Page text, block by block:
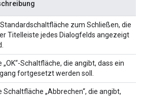
Standardschaltfläche zum Schließen, die
Titelleiste jedes Dialogfelds angezeigt
„OK“-Schaltfläche, die angibt, dass ein
fortgesetzt werden soll.
Schaltfläche „Abbrechen“, die angibt,